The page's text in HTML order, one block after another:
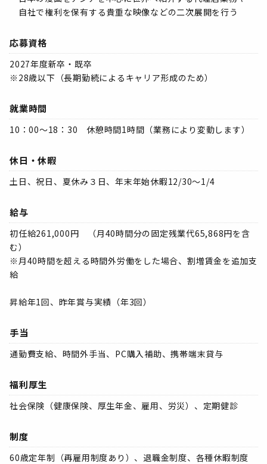
自社で権利を保有する貴重な映像などの二次展開を行う
応募資格
2027年度新卒・既卒
※28歳以下（長期勤続によるキャリア形成のため）
就業時間
10：00～18：30 休憩時間1時間（業務により変動します）
休日・休暇
土日、祝日、夏休み３日、年末年始休暇12/30～1/4
給与
初任給261,000円 （月40時間分の固定残業代65,868円を含
む）
※月40時間を超える時間外労働をした場合、割増賃金を追加支
給
昇給年1回、昨年賞与実績（年3回）
手当
通勤費支給、時間外手当、PC購入補助、携帯端末貸与
福利厚生
社会保険（健康保険、厚生年金、雇用、労災）、定期健診
制度
60歳定年制（再雇用制度あり）、退職金制度、各種休暇制度